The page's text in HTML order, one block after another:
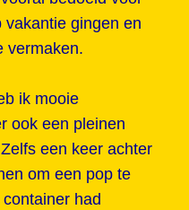
gingen en
vermaken.
ik mooie
ook een pleinen
een keer achter
om een pop te
had